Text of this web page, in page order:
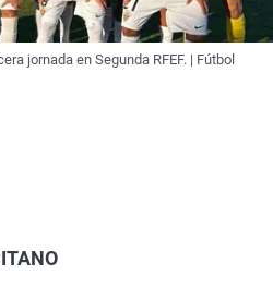
jornada en Segunda RFEF. | Fútbol